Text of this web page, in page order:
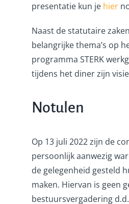
presentatie kun je hier
Naast de statutaire
belangrijke thema’s op
programma STERK
tijdens het diner zijn
Notulen
Op 13 juli 2022 zijn de
persoonlijk aanwezig
de gelegenheid gesteld
maken. Hiervan is geen
bestuursvergadering